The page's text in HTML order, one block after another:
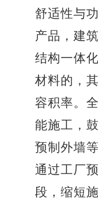
舒适性与
产品，建
结构一体
材料的，
容积率。
能施工，
预制外墙
通过工厂
段，缩短